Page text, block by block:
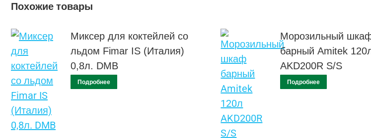
Похожие товары
Миксер для коктейлей со
льдом Fimar IS (Италия)
0,8л. DMB
Подробнее
Морозильный
барный Amitek
AKD200R S/S
Подробнее